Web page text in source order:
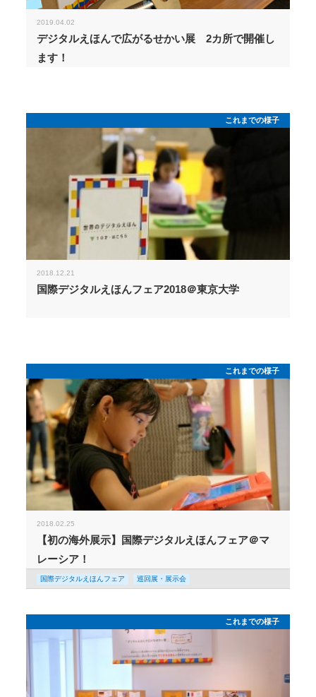
2019.04.02
デジタルえほんで広がるせかい展 2カ所で開催し
ます！
これまでの様子
2018.12.21
国際デジタルえほんフェア2018＠東京大学
これまでの様子
2018.02.25
【初の海外展示】国際デジタルえほんフェア＠マ
レーシア！
国際デジタルえほんフェア 巡回展・展示会
これまでの様子